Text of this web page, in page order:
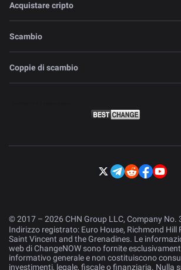
Acquistare cripto
Scambio
Coppie di scambio
© 2017 – 2026 CHN Group LLC, Company No.
Indirizzo registrato: Euro House, Richmond Hill
Saint Vincent and the Grenadines. Le
web di ChangeNOW sono fornite
informativo generale e non costituiscono
investimenti, legale, fiscale o finanziaria. Nulla